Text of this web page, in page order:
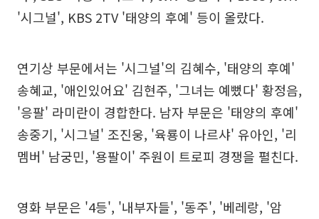
'시그널', KBS 2TV '태양의 후예' 등이 올랐다.
연기상 부문에서는 '시그널'의 김혜수, '태양의 후예'
송혜교, '애인있어요' 김현주, '그녀는 예뻤다' 황정음,
'응팔' 라미란이 경합한다. 남자 부문은 '태양의 후예'
송중기, '시그널' 조진웅, '육룡이 나르샤' 유아인, '리
멤버' 남궁민, '용팔이' 주원이 트로피 경쟁을 펼친다.
영화 부문은 '4등', '내부자들', '동주', '베레랑, '암